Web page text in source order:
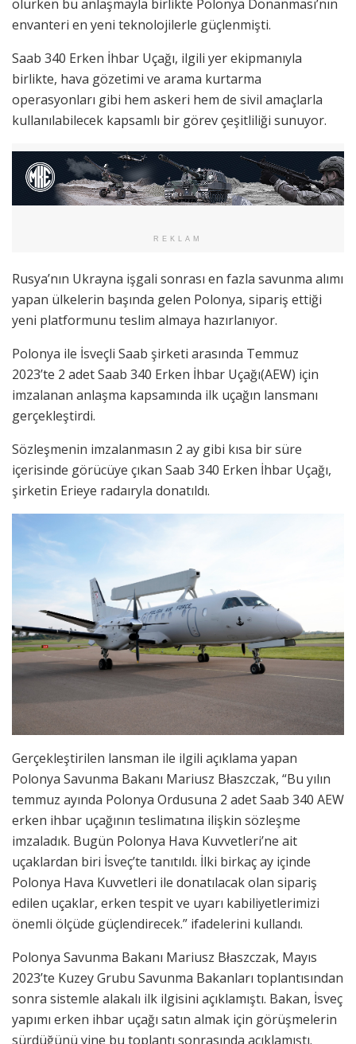
olurken bu anlaşmayla birlikte Polonya Donanması’nın
envanteri en yeni teknolojilerle güçlenmişti.
Saab 340 Erken İhbar Uçağı, ilgili yer ekipmanıyla
birlikte, hava gözetimi ve arama kurtarma
operasyonları gibi hem askeri hem de sivil amaçlarla
kullanılabilecek kapsamlı bir görev çeşitliliği sunuyor.
REKLAM
Rusya’nın Ukrayna işgali sonrası en fazla savunma alımı
yapan ülkelerin başında gelen Polonya, sipariş ettiği
yeni platformunu teslim almaya hazırlanıyor.
Polonya ile İsveçli Saab şirketi arasında Temmuz
2023’te 2 adet Saab 340 Erken İhbar Uçağı(AEW) için
imzalanan anlaşma kapsamında ilk uçağın lansmanı
gerçekleştirdi.
Sözleşmenin imzalanmasın 2 ay gibi kısa bir süre
içerisinde görücüye çıkan Saab 340 Erken İhbar Uçağı,
şirketin Erieye radaıryla donatıldı.
Gerçekleştirilen lansman ile ilgili açıklama yapan
Polonya Savunma Bakanı Mariusz Błaszczak, “Bu yılın
temmuz ayında Polonya Ordusuna 2 adet Saab 340 AEW
erken ihbar uçağının teslimatına ilişkin sözleşme
imzaladık. Bugün Polonya Hava Kuvvetleri’ne ait
uçaklardan biri İsveç’te tanıtıldı. İlki birkaç ay içinde
Polonya Hava Kuvvetleri ile donatılacak olan sipariş
edilen uçaklar, erken tespit ve uyarı kabiliyetlerimizi
önemli ölçüde güçlendirecek.” ifadelerini kullandı.
Polonya Savunma Bakanı Mariusz Błaszczak, Mayıs
2023’te Kuzey Grubu Savunma Bakanları toplantısından
sonra sistemle alakalı ilk ilgisini açıklamıştı. Bakan, İsveç
yapımı erken ihbar uçağı satın almak için görüşmelerin
sürdüğünü yine bu toplantı sonrasında açıklamıştı.